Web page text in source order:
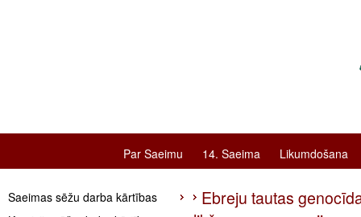
Par Saeimu 14. Saeima Likumdošana
Saeimas sēžu darba kārtības
Ebreju tautas